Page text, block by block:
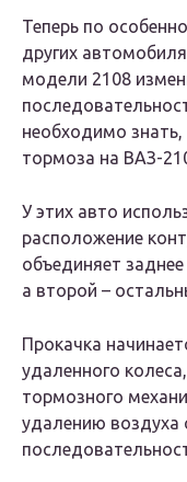
Теперь по
других
модели 2108
необходимо знать,
тормоза на ВАЗ-
У этих авто
расположение
объединяет
а второй –
Прокачка
удаленного
тормозного
удалению воздуха